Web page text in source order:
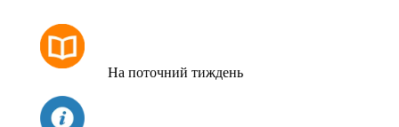
На поточний тиждень